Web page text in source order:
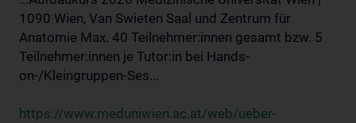
1090 Wien, Van Swieten Saal und Zentrum für
Anatomie Max. 40 Teilnehmer:innen gesamt bzw. 5
Teilnehmer:innen je Tutor:in bei Hands-
on-/Kleingruppen-Ses...
https://www.meduniwien.ac.at/web/ueber-